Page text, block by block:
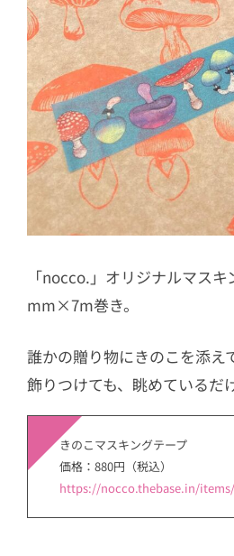
「nocco.」オリジナルマス
mm×7m巻き。
誰かの贈り物にきのこを添え
飾りつけても、眺めているだ
きのこマスキングテープ
価格：880円（税込）
https://nocco.thebase.in/items/